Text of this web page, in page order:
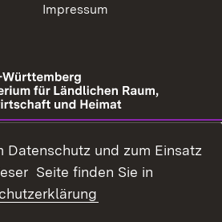
Impressum
Datenschutz und zum Einsatz
Seite finden Sie in